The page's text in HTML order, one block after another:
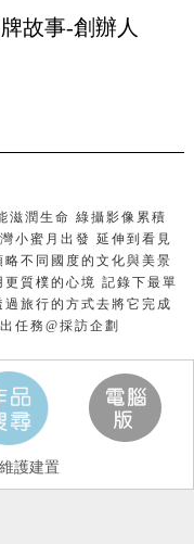
故事-創辦人
滋潤生命 綠攝影像累積
小蜜月出發 延伸到看見
不同國度的文化與美景
質樸的心境 記錄下最單
旅行的方式去將它完成
任務@採訪企劃
護建置